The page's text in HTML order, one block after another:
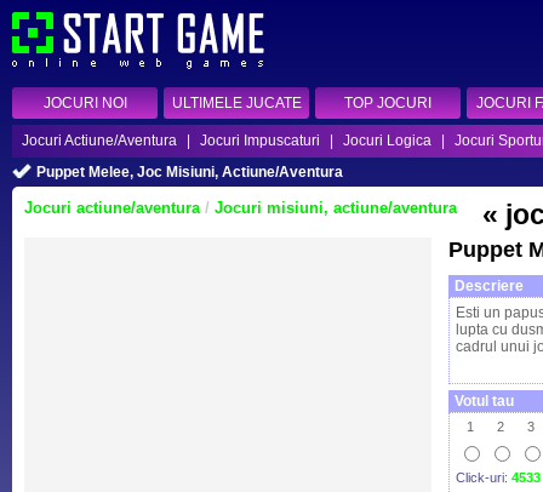
JOCURI NOI ULTIMELE JUCATE TOP JOCURI JOCURI
Jocuri Actiune/Aventura Jocuri Impuscaturi Jocuri Logica
Jocuri
Puppet Melee, Joc Misiuni, Actiune/Aventura
Jocuri actiune/aventura/ Jocuri misiuni, actiune/aventura «
Puppet
Descriere
Esti un
lupta cu
cadrul unui
Votul tau
1 2 3
Click-uri: 4533